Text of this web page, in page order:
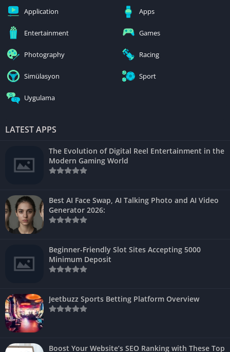
Application Apps
Entertainment Games
Photography Racing
Simülasyon Sport
Uygulama
LATEST APPS
The Evolution of Digital Reel Entertainment in the
Modern Gaming World
Best AI Face Swap, AI Talking Photo and AI Video
Generator 2026:
Beginner-Friendly Slot Sites Accepting 5000
Minimum Deposit
Jeetbuzz Sports Betting Platform Overview
Boost Your Website’s SEO Ranking with These Top